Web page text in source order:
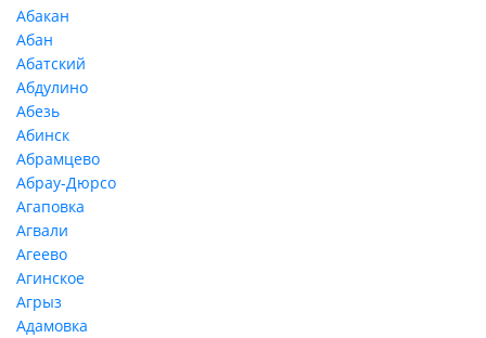
Абакан
Абан
Абатский
Абдулино
Абезь
Абинск
Абрамцево
Абрау-Дюрсо
Агаповка
Агвали
Агеево
Агинское
Агрыз
Адамовка